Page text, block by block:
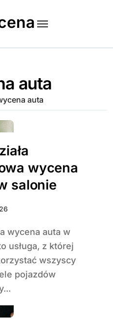
auta
auta
wycena
salonie
usługa, z której
wszyscy
pojazdów